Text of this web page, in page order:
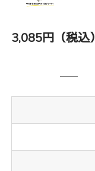
3,085円（税込）